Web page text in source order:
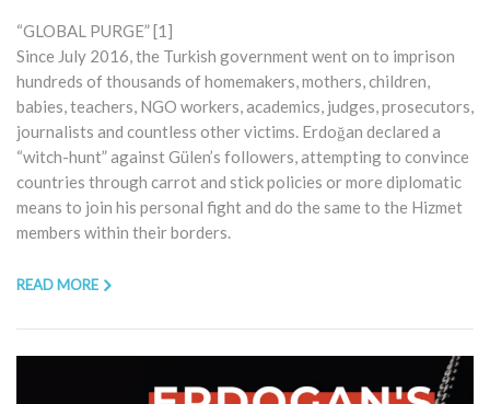
“GLOBAL PURGE” [1]
Since July 2016, the Turkish government went on to imprison
hundreds of thousands of homemakers, mothers, children,
babies, teachers, NGO workers, academics, judges, prosecutors,
journalists and countless other victims. Erdoğan declared a
“witch-hunt” against Gülen’s followers, attempting to convince
countries through carrot and stick policies or more diplomatic
means to join his personal fight and do the same to the Hizmet
members within their borders.
READ MORE